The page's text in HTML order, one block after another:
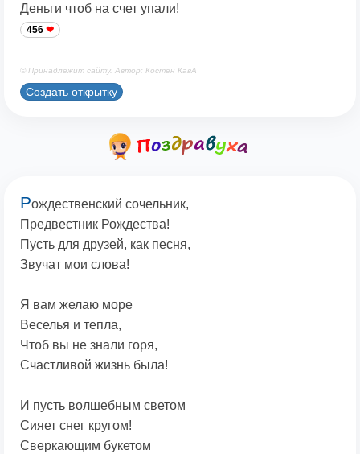
Деньги чтоб на счет упали!
456
© Принадлежит сайту. Автор: Костен КавА
Создать открытку
Рождественский сочельник,
Предвестник Рождества!
Пусть для друзей, как песня,
Звучат мои слова!
Я вам желаю море
Веселья и тепла,
Чтоб вы не знали горя,
Счастливой жизнь была!
И пусть волшебным светом
Сияет снег кругом!
Сверкающим букетом